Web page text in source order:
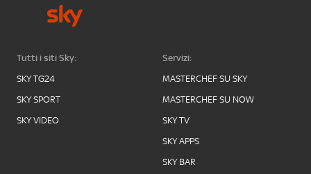
Tutti i siti Sky:
SKY TG24
SKY SPORT
SKY VIDEO
Servizi:
MASTERCHEF SU SKY
MASTERCHEF SU NOW
SKY TV
SKY APPS
SKY BAR